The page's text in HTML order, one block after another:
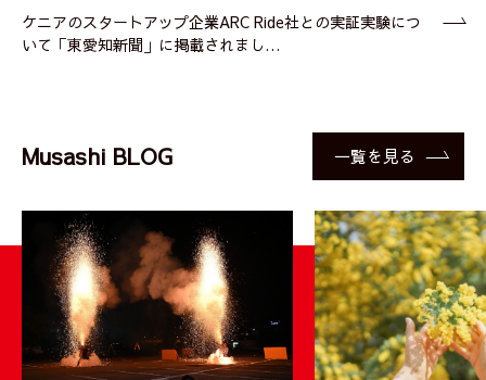
ケニアのスタートアップ企業ARC Ride社との実証実験につ
いて「東愛知新聞」に掲載されまし…
Musashi BLOG 一覧を見る